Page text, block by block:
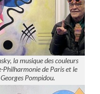
la musique des couleurs
Philharmonie de Paris et le
Pompidou.